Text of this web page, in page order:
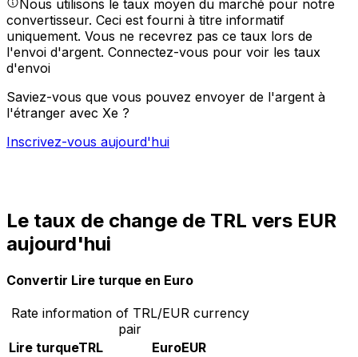
Nous utilisons le taux moyen du marché pour notre
convertisseur. Ceci est fourni à titre informatif
uniquement. Vous ne recevrez pas ce taux lors de
l'envoi d'argent. Connectez-vous pour voir les taux
d'envoi
Saviez-vous que vous pouvez envoyer de l'argent à
l'étranger avec Xe ?
Inscrivez-vous aujourd'hui
Le taux de change de TRL vers EUR
aujourd'hui
Convertir Lire turque en Euro
Rate information of TRL/EUR currency
pair
Lire turqueTRL EuroEUR